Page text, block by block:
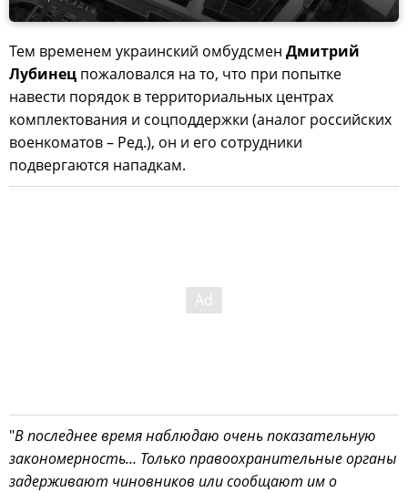
Тем временем украинский омбудсмен Дмитрий
Лубинец пожаловался на то, что при попытке
навести порядок в территориальных центрах
комплектования и соцподдержки (аналог российских
военкоматов – Ред.), он и его сотрудники
подвергаются нападкам.
"В последнее время наблюдаю очень показательную
закономерность… Только правоохранительные органы
задерживают чиновников или сообщают им о